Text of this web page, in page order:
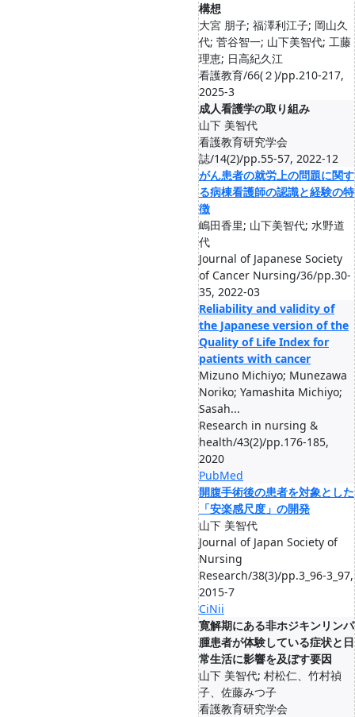
構想
大宮 朋子; 福澤利江子; 岡山久
代; 菅谷智一; 山下美智代; 工藤
理恵; 日高紀久江
看護教育/66(２)/pp.210-217,
2025-3
成人看護学の取り組み
山下 美智代
看護教育研究学会
誌/14(2)/pp.55-57, 2022-12
がん患者の就労上の問題に関す
る病棟看護師の認識と経験の特
徴
嶋田香里; 山下美智代; 水野道
代
Journal of Japanese Society
of Cancer Nursing/36/pp.30-
35, 2022-03
Reliability and validity of
the Japanese version of the
Quality of Life Index for
patients with cancer
Mizuno Michiyo; Munezawa
Noriko; Yamashita Michiyo;
Sasah...
Research in nursing &
health/43(2)/pp.176-185,
2020
PubMed
開腹手術後の患者を対象とした
「安楽感尺度」の開発
山下 美智代
Journal of Japan Society of
Nursing
Research/38(3)/pp.3_96-3_97,
2015-7
CiNii
寛解期にある非ホジキンリンパ
腫患者が体験している症状と日
常生活に影響を及ぼす要因
山下 美智代; 村松仁、竹村禎
子、佐藤みつ子
看護教育研究学会